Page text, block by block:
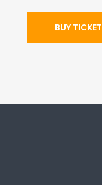
BUY TICKET